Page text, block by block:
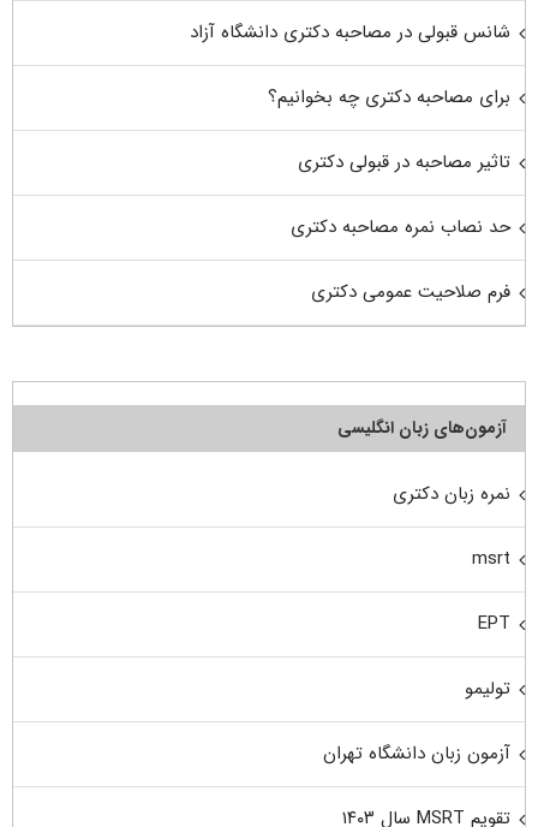
شانس قبولی در مصاحبه دکتری دانشگاه آزاد
برای مصاحبه دکتری چه بخوانیم؟
تاثیر مصاحبه در قبولی دکتری
حد نصاب نمره مصاحبه دکتری
فرم صلاحیت عمومی دکتری
آزمون‌های زبان انگلیسی
نمره زبان دکتری
msrt
EPT
تولیمو
آزمون زبان دانشگاه تهران
تقویم MSRT سال ۱۴۰۳